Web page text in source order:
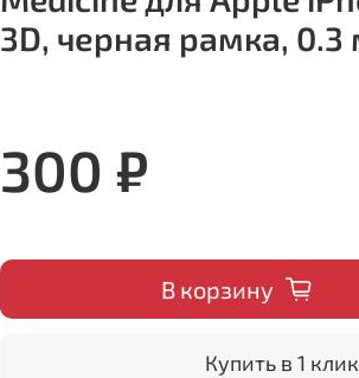
3D, черная рамка,
300 ₽
В корзину
Купить в 1 клик